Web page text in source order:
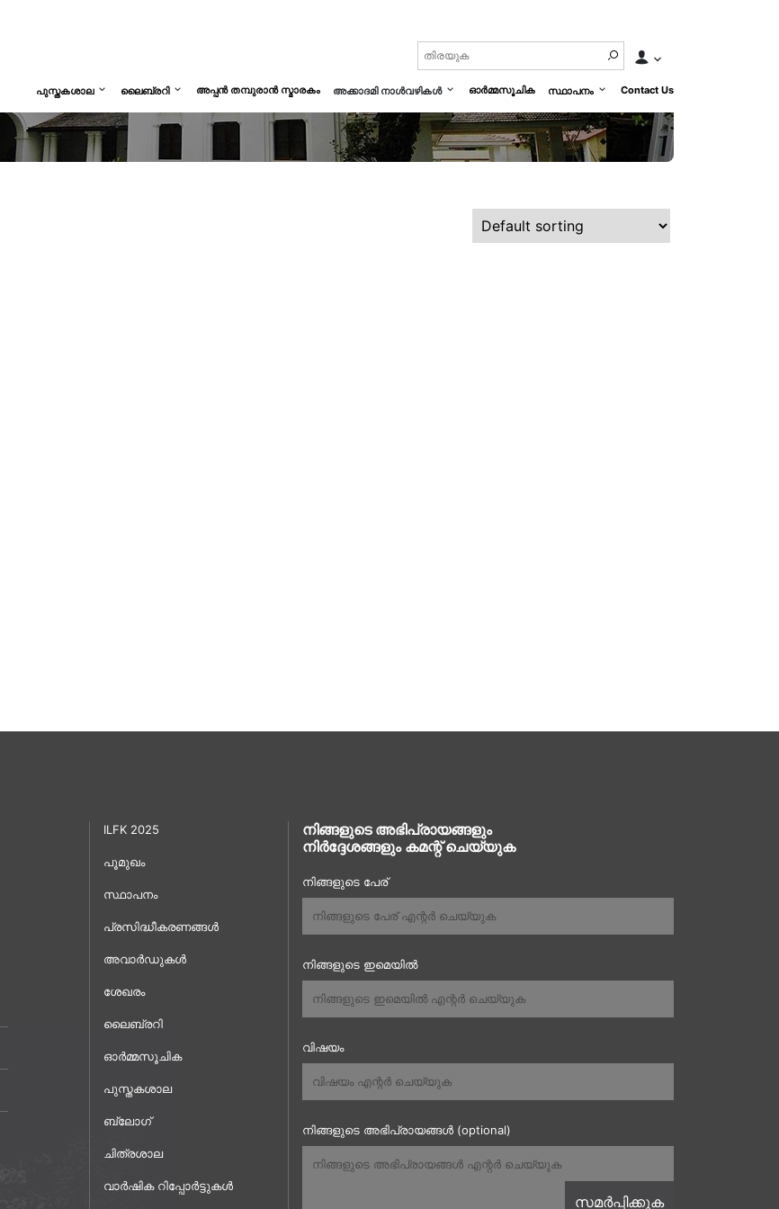
പുസ്തകശാല ലൈബ്രറി അപ്പൻ തമ്പുരാൻ സ്മാരകം അക്കാദമി നാൾവഴികൾ ഓർമ്മസൂചിക സ്ഥാപനം Contact Us
ILFK 2025
പൂമുഖം
സ്ഥാപനം
പ്രസിദ്ധീകരണങ്ങൾ
അവാർഡുകൾ
ശേഖരം
ലൈബ്രറി
ഓർമ്മസൂചിക
പുസ്തകശാല
ബ്ലോഗ്
ചിത്രശാല
വാർഷിക റിപ്പോർട്ടുകൾ
നിങ്ങളുടെ അഭിപ്രായങ്ങളും
നിർദ്ദേശങ്ങളും കമന്റ് ചെയ്യുക
നിങ്ങളുടെ പേര്
നിങ്ങളുടെ ഇമെയിൽ
വിഷയം
നിങ്ങളുടെ അഭിപ്രായങ്ങൾ (optional)